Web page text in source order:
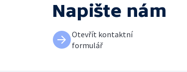
Napište nám
Otevřít kontaktní
formulář